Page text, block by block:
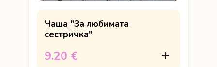
Чаша "За любимата
сестричка"
9.20 €